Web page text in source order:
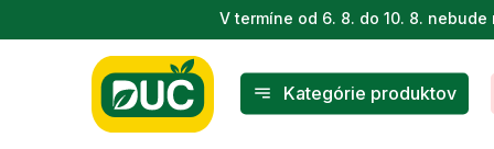
na
V termíne od 6. 8. do 10. 8.
Kategórie produktov